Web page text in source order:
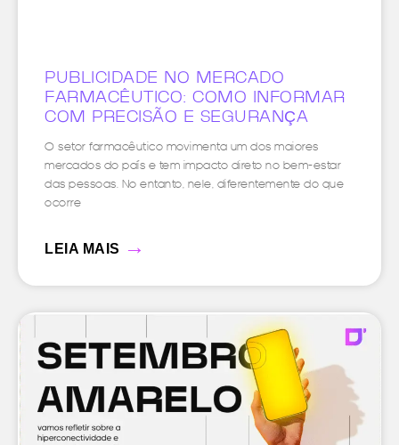
PUBLICIDADE NO MERCADO
FARMACÊUTICO: COMO INFORMAR
COM PRECISÃO E SEGURANÇA
O setor farmacêutico movimenta um dos maiores
mercados do país e tem impacto direto no bem-estar
das pessoas. No entanto, nele, diferentemente do que
ocorre
LEIA MAIS →